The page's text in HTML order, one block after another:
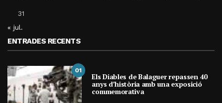
31
« jul.
ENTRADES RECENTS
01
Els Diables de Balaguer repassen 40
anys d’història amb una exposició
commemorativa